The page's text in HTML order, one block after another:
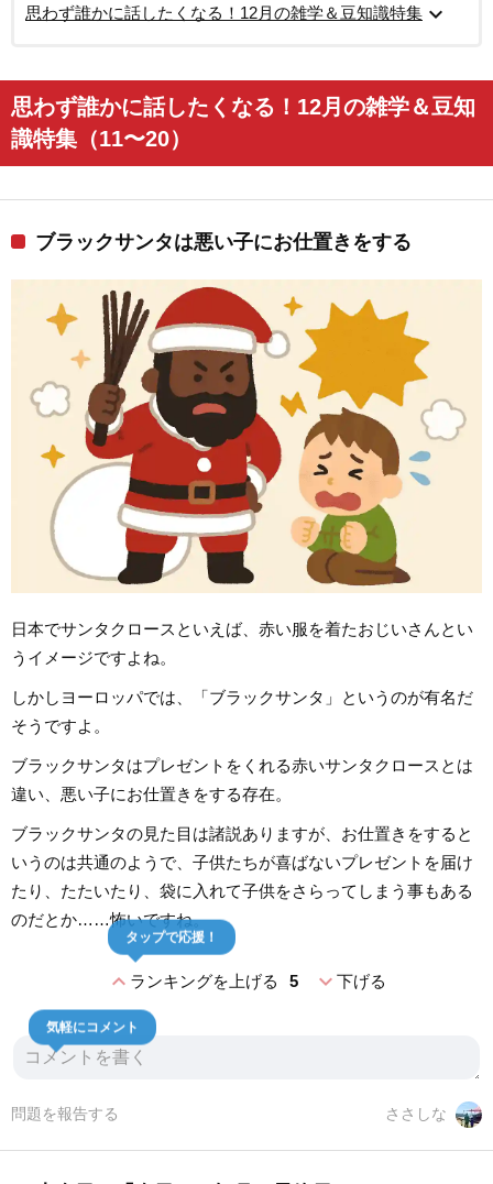
思わず誰かに話したくなる！12月の雑学＆豆知識特集 expand_more
思わず誰かに話したくなる！12月の雑学＆豆知
識特集（11〜20）
ブラックサンタは悪い子にお仕置きをする
日本でサンタクロースといえば、赤い服を着たおじいさんとい
うイメージですよね。
しかしヨーロッパでは、「ブラックサンタ」というのが有名だ
そうですよ。
ブラックサンタはプレゼントをくれる赤いサンタクロースとは
違い、悪い子にお仕置きをする存在。
ブラックサンタの見た目は諸説ありますが、お仕置きをすると
いうのは共通のようで、子供たちが喜ばないプレゼントを届け
たり、たたいたり、袋に入れて子供をさらってしまう事もある
のだとか……怖いですね。
expand_lessランキングを上げる 5
タップで応援！
expand_more下げる
気軽にコメント
ささしな
問題を報告する